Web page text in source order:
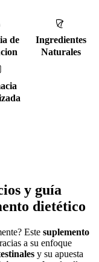
de
Ingredientes
Naturales
y guía
dietético
Este suplemento
a su enfoque
y su apuesta